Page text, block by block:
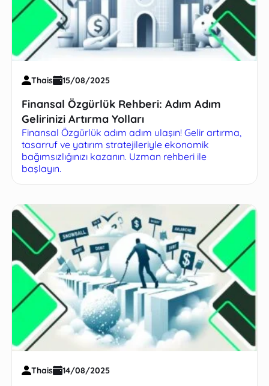
Thais 15/08/2025
Finansal Özgürlük Rehberi: Adım Adım
Gelirinizi Artırma Yolları
Finansal Özgürlük adım adım ulaşın! Gelir artırma,
tasarruf ve yatırım stratejileriyle ekonomik
bağımsızlığınızı kazanın. Uzman rehberi ile
başlayın.
Thais 14/08/2025